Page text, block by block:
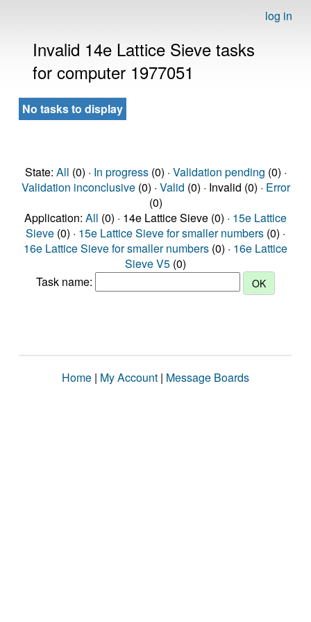
log in
Invalid 14e Lattice Sieve tasks
for computer 1977051
No tasks to display
State: All (0) · In progress(0) · Validation pending (0) ·
Validation inconclusive(0) · Valid (0) · Invalid (0) · Error
(0)
Application: All (0) · 14e Lattice Sieve (0) · 15e Lattice
Sieve (0) · 15e Lattice Sieve for smaller numbers (0) ·
16e Lattice Sieve for smaller numbers (0) · 16e Lattice
Sieve V5 (0)
Task name:
Home | My Account | Message Boards